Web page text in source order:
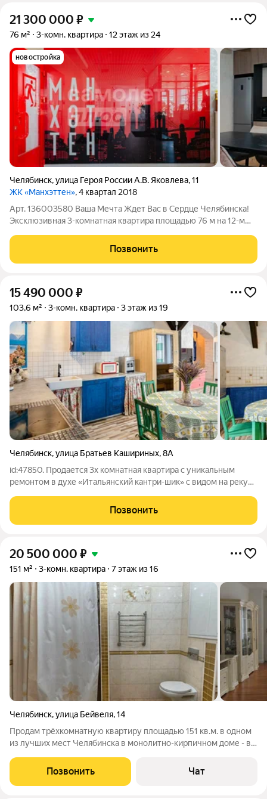
21 300 000 ₽
76 м² 3-комн. квартира 12 этаж из 24
новостройка
Челябинск,улица Героя России А.В. Яковлева,11
ЖК «Манхэттен», 4 квартал 2018
Арт. 136003580 Ваша Мечта Ждет Вас в Сердце Челябинска!
Эксклюзивная 3-комнатная квартира площадью 76 м на 12-м
не просто жилье, это ваш новый уровень жизни! Квартира,
созданная для наслаждения:
Позвонить
15 490 000 ₽
103,6 м² 3-комн. квартира 3 этаж из 19
Челябинск,улица Братьев Кашириных,8А
id:47850. Продается 3х комнатная квартира с уникальным
ремонтом в духе «Итальянский кантри-шик» с видом на реку
продуманного комфорта. СЕРДЦЕ КВАРТИРЫ - большая кухня-
гостиная 24 м с
Позвонить
20 500 000 ₽
151 м² 3-комн. квартира 7 этаж из 16
Челябинск,улица Бейвеля,14
Продам трёхкомнатную квартиру площадью 151 кв.м. в одном
из лучших мест Челябинска в монолитно-кирпичном доме - в
,поэтому не будет не шума, не пыли от дороги. В квартире
большая студия,
Позвонить Чат